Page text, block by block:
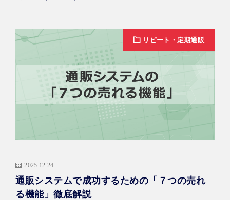
リピート・定期通販
2025.12.24
通販システムで成功するための「７つの売れ
る機能」徹底解説